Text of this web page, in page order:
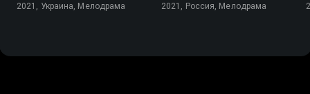
2021, Украина, Мелодрама 2021, Россия, Мелодрама